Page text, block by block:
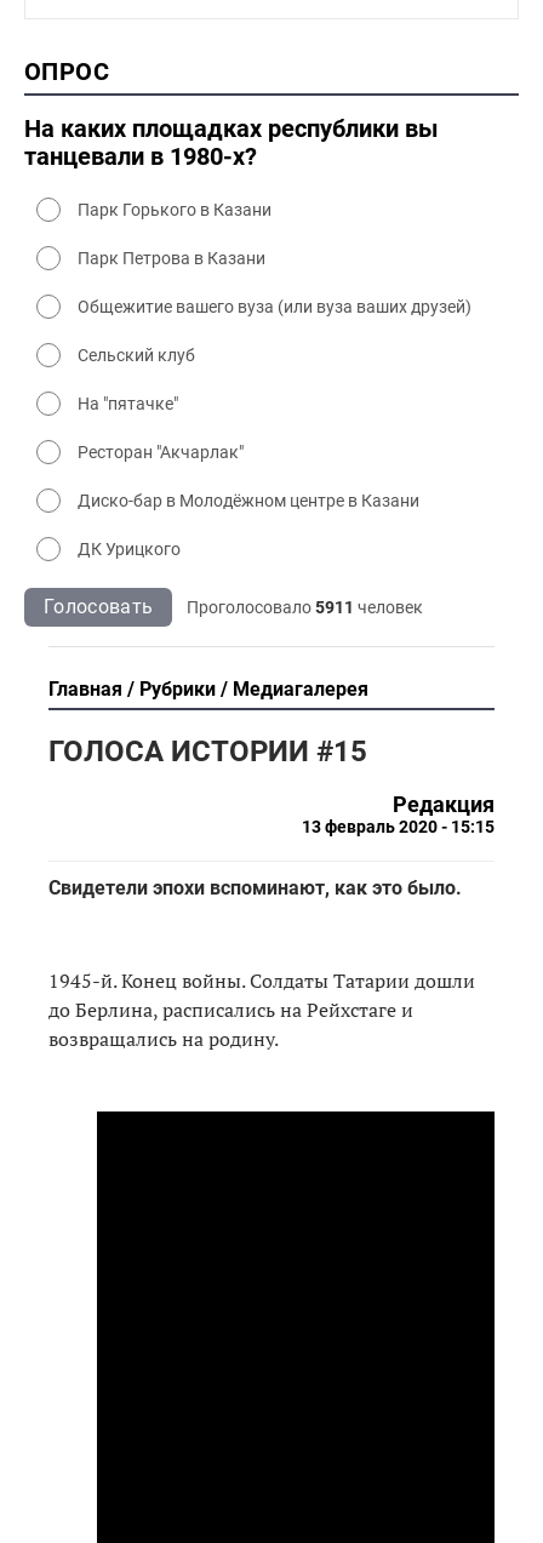
1990-2000 культура
2000 промышленность
2000 культура
ОПРОС
На каких площадках республики вы
танцевали в 1980-х?
Парк Горького в Казани
Парк Петрова в Казани
Общежитие вашего вуза (или вуза ваших друзей)
Сельский клуб
На "пятачке"
Ресторан "Акчарлак"
Диско-бар в Молодёжном центре в Казани
ДК Урицкого
Голосовать Проголосовало5911 человек
Главная Рубрики Медиагалерея
ГОЛОСА ИСТОРИИ #15
Редакция
13 февраль 2020 - 15:15
Свидетели эпохи вспоминают, как это было.
1945-й. Конец войны. Солдаты Татарии дошли
до Берлина, расписались на Рейхстаге и
возвращались на родину.